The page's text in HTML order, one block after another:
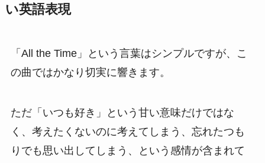
い英語表現
「All the Time」という言葉はシンプルですが、こ
の曲ではかなり切実に響きます。
ただ「いつも好き」という甘い意味だけではな
く、考えたくないのに考えてしまう、忘れたつも
りでも思い出してしまう、という感情が含まれて